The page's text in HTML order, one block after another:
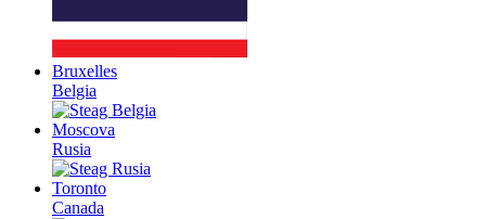
Bruxelles
Belgia
Moscova
Rusia
Toronto
Canada